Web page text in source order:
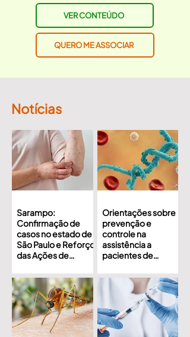
VER CONTEÚDO
QUERO ME ASSOCIAR
Notícias
Sarampo:
Confirmação de
casos no estado de
São Paulo e Reforço
das Ações de
do Rio de Janeiro
Orientações sobre
prevenção e
controle na
assistência a
pacientes de
pelo vírus Ebola